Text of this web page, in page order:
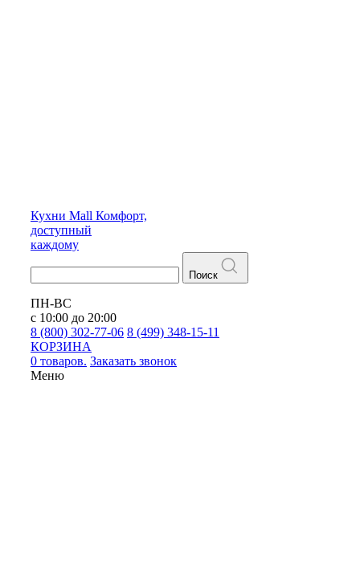
Кухни Mall Комфорт,
доступный
каждому
Поиск
ПН-ВС
с 10:00 до 20:00
8 (800) 302-77-06 8 (499) 348-15-11
КОРЗИНА
0 товаров. Заказать звонок
Меню